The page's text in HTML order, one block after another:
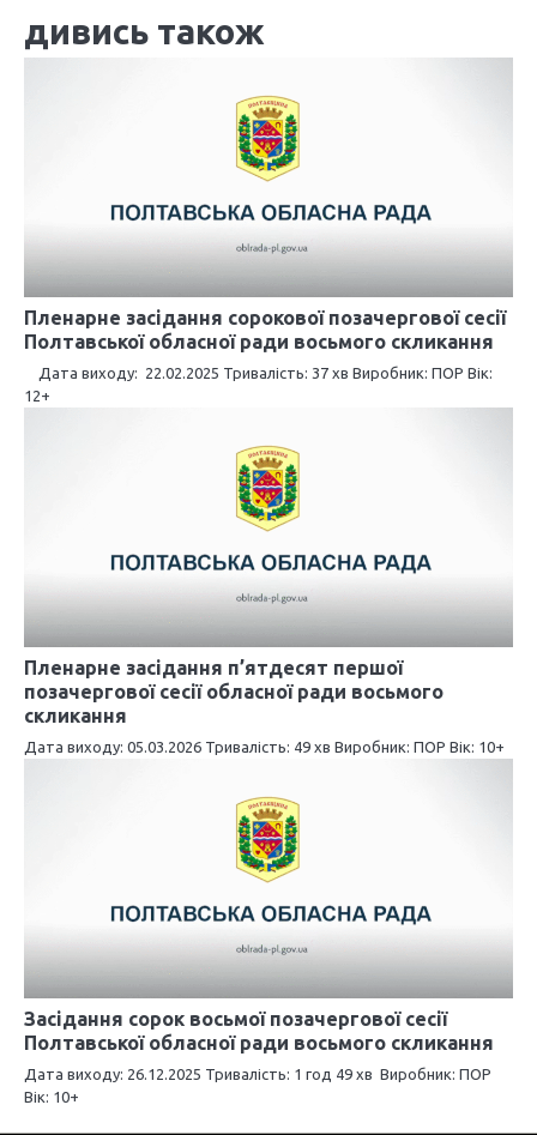
ц
і
п
и
с
в
дивись також
Пленарне засідання сорокової позачергової сесії
Полтавської обласної ради восьмого скликання
Дата виходу: 22.02.2025 Тривалість: 37 хв Виробник: ПОР Вік:
12+
Пленарне засідання п’ятдесят першої
позачергової сесії обласної ради восьмого
скликання
Дата виходу: 05.03.2026 Тривалість: 49 хв Виробник: ПОР Вік: 10+
Засідання сорок восьмої позачергової сесії
Полтавської обласної ради восьмого скликання
Дата виходу: 26.12.2025 Тривалість: 1 год 49 хв Виробник: ПОР
Вік: 10+